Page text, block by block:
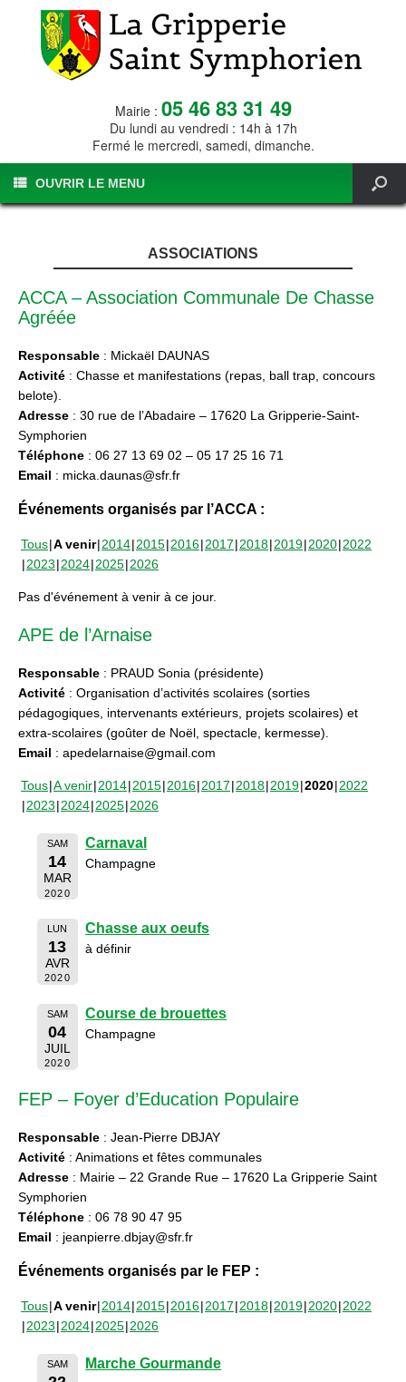
Mairie : 05 46 83 31 49
Du lundi au vendredi : 14h à 17h
Fermé le mercredi, samedi, dimanche.
OUVRIR LE MENU
ASSOCIATIONS
ACCA – Association Communale De Chasse
Agréée
Responsable : Mickaël DAUNAS
Activité : Chasse et manifestations (repas, ball trap, concours
belote).
Adresse : 30 rue de l’Abadaire – 17620 La Gripperie-Saint-
Symphorien
Téléphone : 06 27 13 69 02 – 05 17 25 16 71
Email : micka.daunas@sfr.fr
Événements organisés par l’ACCA :
Tous A venir 2014 2015 2016 2017 2018 2019 2020 2022
2023 2024 2025 2026
Pas d'événement à venir à ce jour.
APE de l’Arnaise
Responsable : PRAUD Sonia (présidente)
Activité : Organisation d’activités scolaires (sorties
pédagogiques, intervenants extérieurs, projets scolaires) et
extra-scolaires (goûter de Noël, spectacle, kermesse).
Email : apedelarnaise@gmail.com
Tous A venir 2014 2015 2016 2017 2018 2019 2020 2022
2023 2024 2025 2026
SAM
14
MAR
2020
Carnaval
Champagne
LUN
13
AVR
2020
Chasse aux oeufs
à définir
SAM
04
JUIL
2020
Course de brouettes
Champagne
FEP – Foyer d’Education Populaire
Responsable : Jean-Pierre DBJAY
Activité : Animations et fêtes communales
Adresse : Mairie – 22 Grande Rue – 17620 La Gripperie Saint
Symphorien
Téléphone : 06 78 90 47 95
Email : jeanpierre.dbjay@sfr.fr
Événements organisés par le FEP :
Tous A venir 2014 2015 2016 2017 2018 2019 2020 2022
2023 2024 2025 2026
SAM
Marche Gourmande